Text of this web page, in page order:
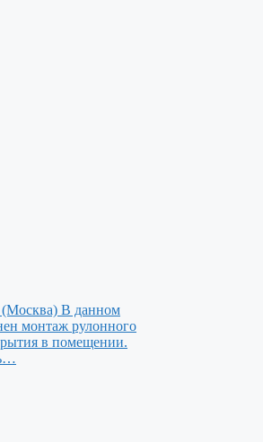
(Москва) В данном
монтаж рулонного
в помещении.